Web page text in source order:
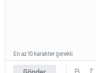
En az 10 karakter gerekli